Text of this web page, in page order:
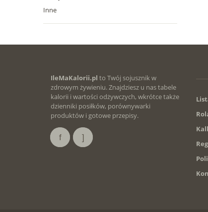
Inne
IleMaKalorii.pl to Twój sojusznik w
zdrowym żywieniu. Znajdziesz u nas tabele
kalorii i wartości odżywczych, wkrótce także
dzienniki posiłków, porównywarki
produktów i gotowe przepisy.